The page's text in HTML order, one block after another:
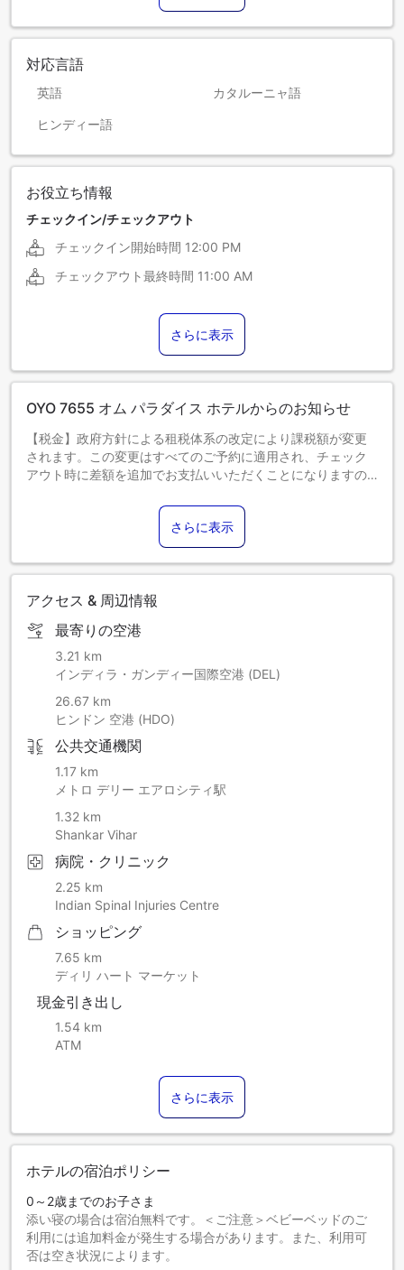
対応言語
英語 カタルーニャ語
ヒンディー語
お役立ち情報
チェックイン/チェックアウト
チェックイン開始時間 12:00 PM
チェックアウト最終時間 11:00 AM
さらに表示
OYO 7655 オム パラダイス ホテルからのお知らせ
【税金】政府方針による租税体系の改定により課税額が変更
されます。この変更はすべてのご予約に適用され、チェック
アウト時に差額を追加でお支払いいただくことになりますの
さらに表示
アクセス & 周辺情報
最寄りの空港
3.21 km
インディラ・ガンディー国際空港 (DEL)
26.67 km
ヒンドン 空港 (HDO)
公共交通機関
1.17 km
メトロ デリー エアロシティ駅
1.32 km
Shankar Vihar
病院・クリニック
2.25 km
Indian Spinal Injuries Centre
ショッピング
7.65 km
ディリ ハート マーケット
現金引き出し
1.54 km
ATM
さらに表示
ホテルの宿泊ポリシー
0～2歳までのお子さま
添い寝の場合は宿泊無料です。＜ご注意＞ベビーベッドのご
利用には追加料金が発生する場合があります。また、利用可
否は空き状況によります。